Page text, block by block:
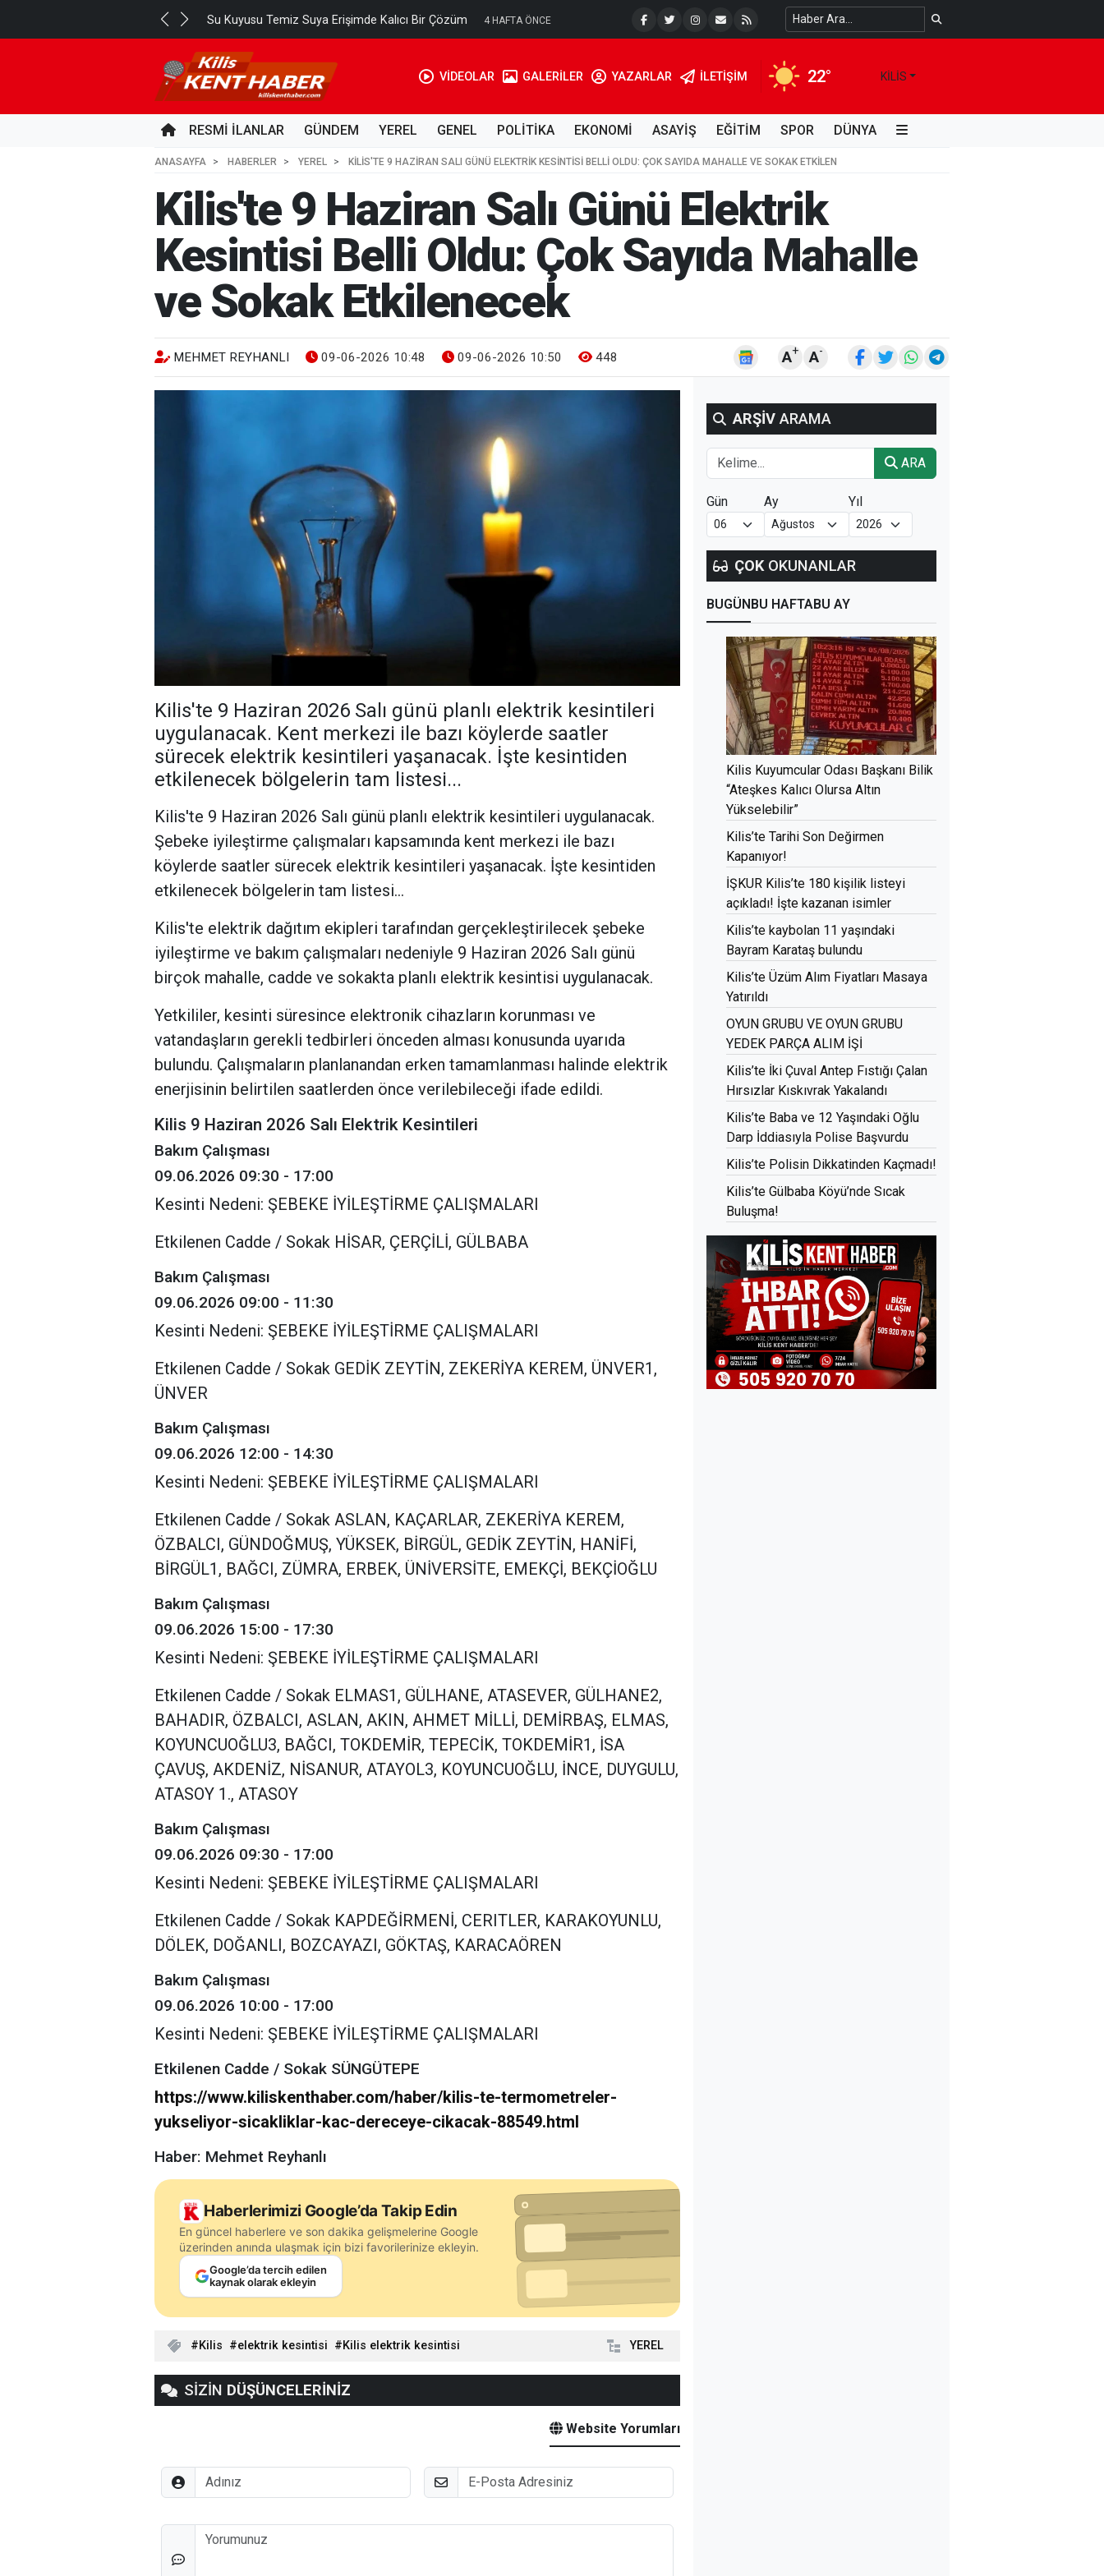
Su Kuyusu Temiz Suya Erişimde Kalıcı Bir Çözüm 4 HAFTA ÖNCE Ahmet Telli Kimdir, Hayatı ve Unutulmaz Eserleri Türk...
VİDEOLAR GALERİLER YAZARLAR İLETIŞIM 22° KILIS
RESMİ İLANLAR GÜNDEM YEREL GENEL POLİTİKA EKONOMİ ASAYİŞ EĞİTİM SPOR DÜNYA
ANASAYFA HABERLER YEREL KILIS'TE 9 HAZIRAN SALI GÜNÜ ELEKTRIK KESINTISI BELLI OLDU: ÇOK SAYIDA MAHALLE VE SOKAK ETKILEN
Kilis'te 9 Haziran Salı Günü Elektrik
Kesintisi Belli Oldu: Çok Sayıda Mahalle
ve Sokak Etkilenecek
MEHMET REYHANLI 09-06-2026 10:48 09-06-2026 10:50 448 A+ A-
Kilis'te 9 Haziran 2026 Salı günü planlı elektrik kesintileri
uygulanacak. Kent merkezi ile bazı köylerde saatler
sürecek elektrik kesintileri yaşanacak. İşte kesintiden
etkilenecek bölgelerin tam listesi...
Kilis'te 9 Haziran 2026 Salı günü planlı elektrik kesintileri uygulanacak.
Şebeke iyileştirme çalışmaları kapsamında kent merkezi ile bazı
köylerde saatler sürecek elektrik kesintileri yaşanacak. İşte kesintiden
etkilenecek bölgelerin tam listesi...
Kilis'te elektrik dağıtım ekipleri tarafından gerçekleştirilecek şebeke
iyileştirme ve bakım çalışmaları nedeniyle 9 Haziran 2026 Salı günü
birçok mahalle, cadde ve sokakta planlı elektrik kesintisi uygulanacak.
Yetkililer, kesinti süresince elektronik cihazların korunması ve
vatandaşların gerekli tedbirleri önceden alması konusunda uyarıda
bulundu. Çalışmaların planlanandan erken tamamlanması halinde elektrik
enerjisinin belirtilen saatlerden önce verilebileceği ifade edildi.
Kilis 9 Haziran 2026 Salı Elektrik Kesintileri
Bakım Çalışması
09.06.2026 09:30 - 17:00
Kesinti Nedeni: ŞEBEKE İYİLEŞTİRME ÇALIŞMALARI
Etkilenen Cadde / Sokak HİSAR, ÇERÇİLİ, GÜLBABA
Bakım Çalışması
09.06.2026 09:00 - 11:30
Kesinti Nedeni: ŞEBEKE İYİLEŞTİRME ÇALIŞMALARI
Etkilenen Cadde / Sokak GEDİK ZEYTİN, ZEKERİYA KEREM, ÜNVER1,
ÜNVER
Bakım Çalışması
09.06.2026 12:00 - 14:30
Kesinti Nedeni: ŞEBEKE İYİLEŞTİRME ÇALIŞMALARI
Etkilenen Cadde / Sokak ASLAN, KAÇARLAR, ZEKERİYA KEREM,
ÖZBALCI, GÜNDOĞMUŞ, YÜKSEK, BİRGÜL, GEDİK ZEYTİN, HANİFİ,
BİRGÜL1, BAĞCI, ZÜMRA, ERBEK, ÜNİVERSİTE, EMEKÇİ, BEKÇİOĞLU
Bakım Çalışması
09.06.2026 15:00 - 17:30
Kesinti Nedeni: ŞEBEKE İYİLEŞTİRME ÇALIŞMALARI
Etkilenen Cadde / Sokak ELMAS1, GÜLHANE, ATASEVER, GÜLHANE2,
BAHADIR, ÖZBALCI, ASLAN, AKIN, AHMET MİLLİ, DEMİRBAŞ, ELMAS,
KOYUNCUOĞLU3, BAĞCI, TOKDEMİR, TEPECİK, TOKDEMİR1, İSA
ÇAVUŞ, AKDENİZ, NİSANUR, ATAYOL3, KOYUNCUOĞLU, İNCE, DUYGULU,
ATASOY 1., ATASOY
Bakım Çalışması
09.06.2026 09:30 - 17:00
Kesinti Nedeni: ŞEBEKE İYİLEŞTİRME ÇALIŞMALARI
Etkilenen Cadde / Sokak KAPDEĞİRMENİ, CERITLER, KARAKOYUNLU,
DÖLEK, DOĞANLI, BOZCAYAZI, GÖKTAŞ, KARACAÖREN
Bakım Çalışması
09.06.2026 10:00 - 17:00
Kesinti Nedeni: ŞEBEKE İYİLEŞTİRME ÇALIŞMALARI
Etkilenen Cadde / Sokak SÜNGÜTEPE
https://www.kiliskenthaber.com/haber/kilis-te-termometreler-
yukseliyor-sicakliklar-kac-dereceye-cikacak-88549.html
Haber: Mehmet Reyhanlı
Haberlerimizi Google’da Takip Edin
En güncel haberlere ve son dakika gelişmelerine Google
üzerinden anında ulaşmak için bizi favorilerinize ekleyin.
Google’da tercih edilen
kaynak olarak ekleyin
Kilis elektrik kesintisi Kilis elektrik kesintisi YEREL
SİZİN DÜŞÜNCELERİNİZ
Website Yorumları
Adınız E-Posta
Düşünceleriniz
ARŞİV ARAMA
ARA
Gün Ay Yıl
ÇOK OKUNANLAR
BUGÜNBU HAFTABU AY
Kilis Kuyumcular Odası Başkanı Bilik
“Ateşkes Kalıcı Olursa Altın
Yükselebilir”
Kilis’te Tarihi Son Değirmen
Kapanıyor!
İŞKUR Kilis’te 180 kişilik listeyi
açıkladı! İşte kazanan isimler
Kilis’te kaybolan 11 yaşındaki
Bayram Karataş bulundu
Kilis’te Üzüm Alım Fiyatları Masaya
Yatırıldı
OYUN GRUBU VE OYUN GRUBU
YEDEK PARÇA ALIM İŞİ
Kilis’te İki Çuval Antep Fıstığı Çalan
Hırsızlar Kıskıvrak Yakalandı
Kilis’te Baba ve 12 Yaşındaki Oğlu
Darp İddiasıyla Polise Başvurdu
Kilis’te Polisin Dikkatinden Kaçmadı!
Kilis’te Gülbaba Köyü’nde Sıcak
Buluşma!